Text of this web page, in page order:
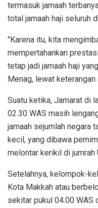
termasuk jamaah
total jamaah haji seluruh
"Karena itu, kita
mempertahankan
tetap jadi jamaah haji
Menag, lewat
Suatu ketika, Jamarat di
02.30 WAS masih
jamaah sejumlah negara
kecil, yang dibawa
melontar kerikil di jumrah
Setelahnya, kelompok-
Kota Makkah atau
sekitar pukul 04.00 WAS